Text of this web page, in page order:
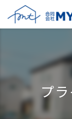
プ